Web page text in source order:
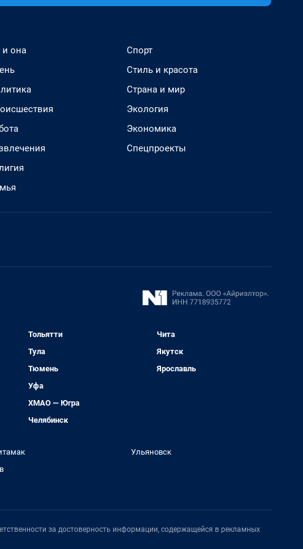
она
Спорт
Стиль и красота
Страна и мир
Экология
Экономика
Спецпроекты
Тольятти
Тула
Тюмень
Уфа
ХМАО — Югра
Челябинск
Чита
Якутск
Ярославль
Ульяновск
за достоверность информации, содержащейся в рекламных